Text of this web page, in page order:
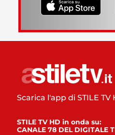
Scarica l'app di STILE TV
STILE TV HD in onda su:
CANALE 78 DEL DIGITALE